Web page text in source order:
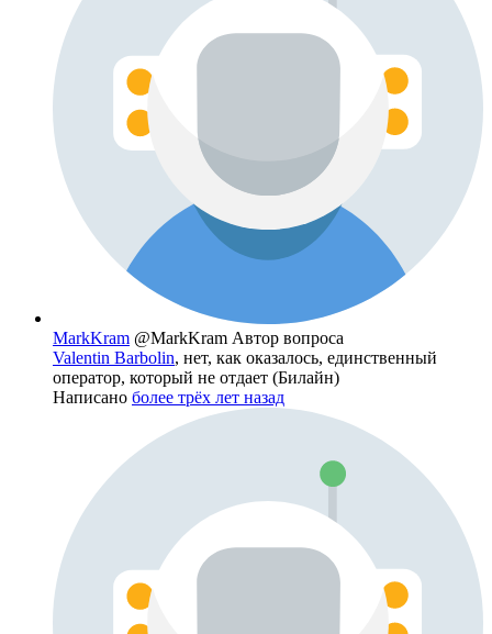
MarkKram @MarkKram Автор вопроса
Valentin Barbolin, нет, как оказалось, единственный
оператор, который не отдает (Билайн)
Написано более трёх лет назад